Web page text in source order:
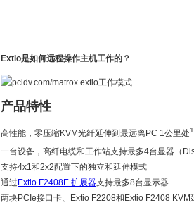
Extio是如何远程操作主机工作的？
产品特性
高性能，零压缩KVM光纤延伸到最远离PC 1公里处1
一台设备，高纤电缆和工作站支持最多4台显器（
支持4x1和2x2配置下的独立和延伸模式
通过Extio F2408E 扩展器支持最多8台显示器
两块PCIe接口卡、Extio F2208和Extio F2408